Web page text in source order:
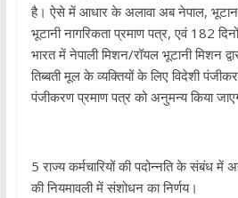
है। ऐसे में आधार के अलावा अब नेपाल, भूटान
भूटानी नागरिकता प्रमाण पत्र, एवं 182
भारत में नेपाली मिशन/रॉयल भूटानी मिशन
तिब्बती मूल के व्यक्तियों के लिए विदेशी
पंजीकरण प्रमाण पत्र को अनुमन्य किया
5 राज्य कर्मचारियों की पदोन्नति के संबंध में
की नियमावली में संशोधन का निर्णय।